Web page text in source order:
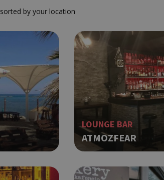
sorted by your location
LOUNGE BAR
ATMOZFEAR